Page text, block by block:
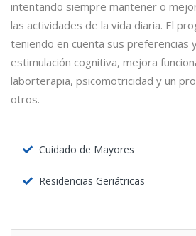
intentando siempre mantener o
las actividades de la vida diaria. El
teniendo en cuenta sus preferencias
estimulación cognitiva, mejora
laborterapia, psicomotricidad y un
otros.
Cuidado de Mayores
Residencias Geriátricas